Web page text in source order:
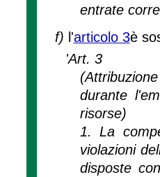
entrate
f) l'articolo 3è
'Art. 3
durante
risorse)
1. La
violazioni
disposte